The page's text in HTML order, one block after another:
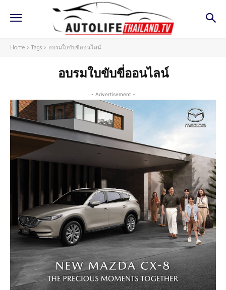
Home Tags อบรมใบขับขี่ออนไลน์
อบรมใบขับขี่ออนไลน์
- Advertisement -